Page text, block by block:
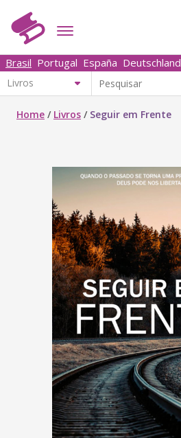
Brasil Portugal España Deutschland
Home / Livros / Seguir em Frente